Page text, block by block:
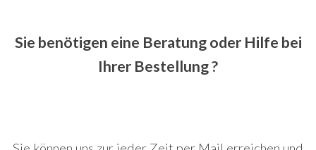
Sie benötigen eine Beratung oder Hilfe bei
Ihrer Bestellung ?